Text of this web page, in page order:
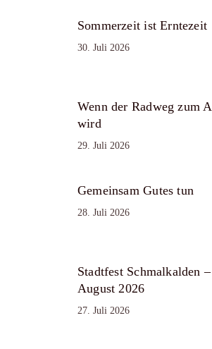
Sommerzeit ist Erntezeit
30. Juli 2026
Wenn der Radweg zum
wird
29. Juli 2026
Gemeinsam Gutes tun
28. Juli 2026
Stadtfest Schmalkalden
August 2026
27. Juli 2026